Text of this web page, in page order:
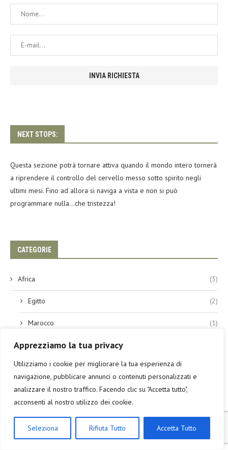
Apprezziamo la tua privacy
Utilizziamo i cookie per migliorare la tua esperienza di
navigazione, pubblicare annunci o contenuti personalizzati e
analizzare il nostro traffico. Facendo clic su "Accetta tutto",
acconsenti al nostro utilizzo dei cookie.
Seleziona Rifiuta Tutto Accetta Tutto
NEXT STOPS:
Questa sezione potrà tornare attiva quando il mondo intero tornerà
a riprendere il controllo del cervello messo sotto spirito negli
ultimi mesi. Fino ad allora si naviga a vista e non si può
programmare nulla…che tristezza!
CATEGORIE
Africa (3)
Egitto (2)
Marocco (1)
America
Guadaloupe
Guatemala
Asia